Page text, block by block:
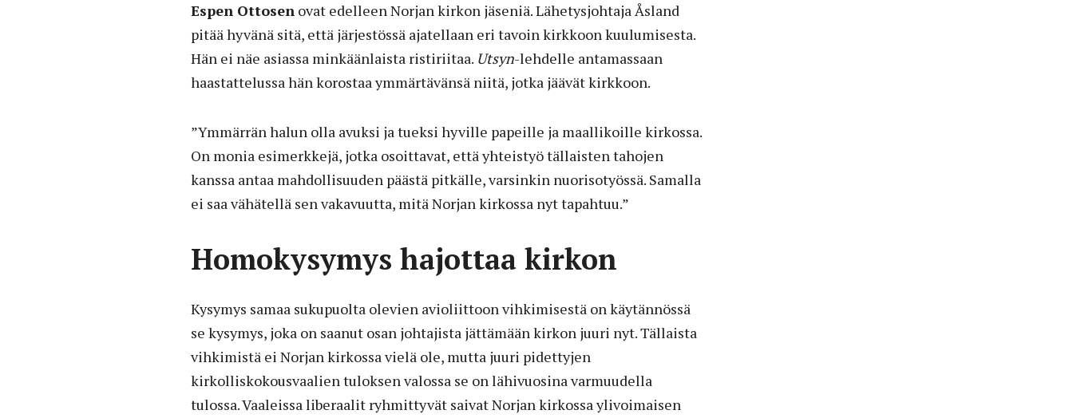
Espen Ottosen ovat edelleen Norjan kirkon jäseniä. Lähetysjohtaja Åsland
pitää hyvänä sitä, että järjestössä ajatellaan eri tavoin kirkkoon kuulumisesta.
Hän ei näe asiassa minkäänlaista ristiriitaa. Utsyn-lehdelle antamassaan
haastattelussa hän korostaa ymmärtävänsä niitä, jotka jäävät kirkkoon.
”Ymmärrän halun olla avuksi ja tueksi hyville papeille ja maallikoille kirkossa.
On monia esimerkkejä, jotka osoittavat, että yhteistyö tällaisten tahojen
kanssa antaa mahdollisuuden päästä pitkälle, varsinkin nuorisotyössä. Samalla
ei saa vähätellä sen vakavuutta, mitä Norjan kirkossa nyt tapahtuu.”
Homokysymys hajottaa kirkon
Kysymys samaa sukupuolta olevien avioliittoon vihkimisestä on käytännössä
se kysymys, joka on saanut osan johtajista jättämään kirkon juuri nyt. Tällaista
vihkimistä ei Norjan kirkossa vielä ole, mutta juuri pidettyjen
kirkolliskokousvaalien tuloksen valossa se on lähivuosina varmuudella
tulossa. Vaaleissa liberaalit ryhmittyvät saivat Norjan kirkossa ylivoimaisen